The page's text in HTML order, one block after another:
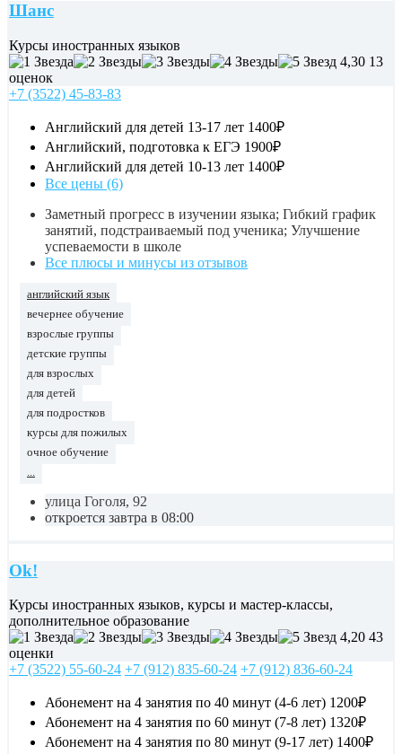
Шанс
Курсы иностранных языков
4,30 13
оценок
+7 (3522) 45-83-83
Английский для детей 13-17 лет 1400₽
Английский, подготовка к ЕГЭ 1900₽
Английский для детей 10-13 лет 1400₽
Все цены (6)
Заметный прогресс в изучении языка; Гибкий график
занятий, подстраиваемый под ученика; Улучшение
успеваемости в школе
Все плюсы и минусы из отзывов
английский язык
вечернее обучение
взрослые группы
детские группы
для взрослых
для детей
для подростков
курсы для пожилых
очное обучение
...
улица Гоголя, 92
откроется завтра в 08:00
Ok!
Курсы иностранных языков, курсы и мастер-классы,
дополнительное образование
4,20 43
оценки
+7 (3522) 55-60-24 +7 (912) 835-60-24 +7 (912) 836-60-24
Абонемент на 4 занятия по 40 минут (4-6 лет) 1200₽
Абонемент на 4 занятия по 60 минут (7-8 лет) 1320₽
Абонемент на 4 занятия по 80 минут (9-17 лет) 1400₽